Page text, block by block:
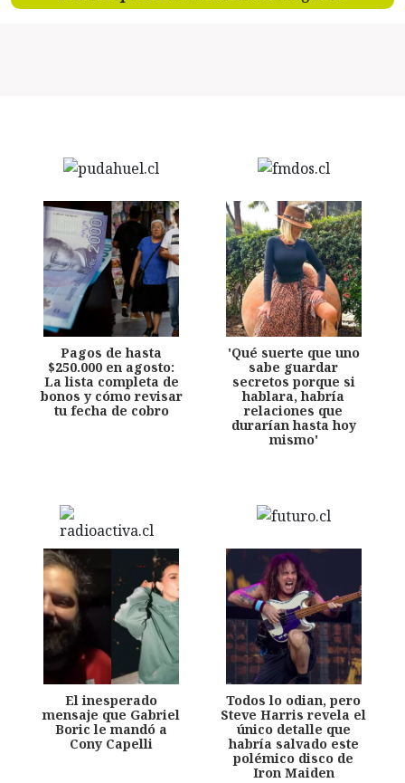
Pagos de hasta
$250.000 en agosto:
La lista completa de
bonos y cómo revisar
tu fecha de cobro
'Qué suerte que uno
sabe guardar
secretos porque si
hablara, habría
relaciones que
durarían hasta hoy
mismo'
El inesperado
mensaje que Gabriel
Boric le mandó a
Cony Capelli
Todos lo odian, pero
Steve Harris revela el
único detalle que
habría salvado este
polémico disco de
Iron Maiden